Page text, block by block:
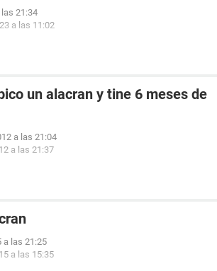
21:34
a las 11:02
un alacran y tine 6 meses de
a las 21:04
a las 21:37
a las 21:25
a las 15:35